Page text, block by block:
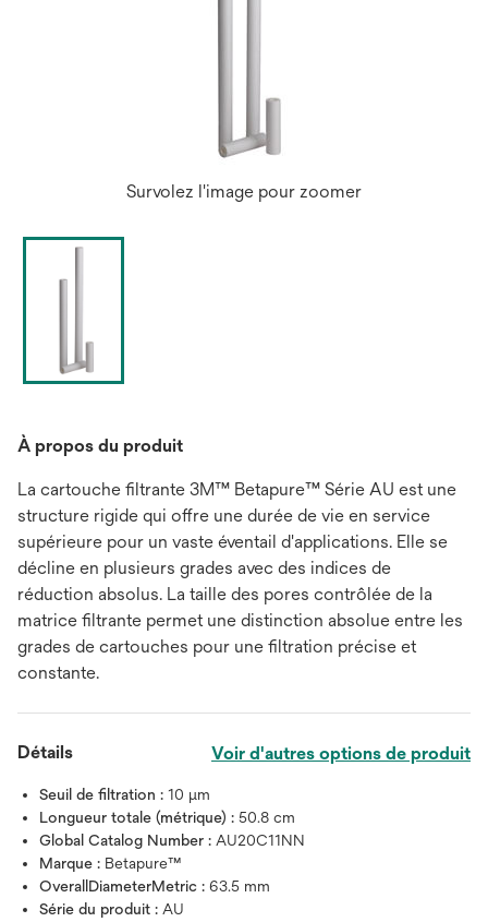
Survolez l'image pour zoomer
À propos du produit
La cartouche filtrante 3M™ Betapure™ Série AU est une
structure rigide qui offre une durée de vie en service
supérieure pour un vaste éventail d'applications. Elle se
décline en plusieurs grades avec des indices de
réduction absolus. La taille des pores contrôlée de la
matrice filtrante permet une distinction absolue entre les
grades de cartouches pour une filtration précise et
constante.
Détails Voir d'autres options de produit
Seuil de filtration : 10 μm
Longueur totale (métrique) : 50.8 cm
Global Catalog Number : AU20C11NN
Marque : Betapure™
OverallDiameterMetric : 63.5 mm
Série du produit : AU